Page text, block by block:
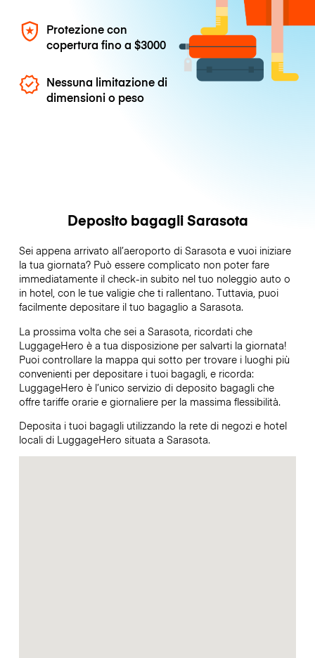
Protezione con
copertura fino a$3000
Nessuna limitazione di
dimensioni o peso
Deposito bagagli Sarasota
Sei appena arrivato all’aeroporto di Sarasota e vuoi iniziare
la tua giornata? Può essere complicato non poter fare
immediatamente il check-in subito nel tuo noleggio auto o
in hotel, con le tue valigie che ti rallentano. Tuttavia, puoi
facilmente depositare il tuo bagaglio a Sarasota.
La prossima volta che sei a Sarasota, ricordati che
LuggageHero è a tua disposizione per salvarti la giornata!
Puoi controllare la mappa qui sotto per trovare i luoghi più
convenienti per depositare i tuoi bagagli, e ricorda:
LuggageHero è l’unico servizio di deposito bagagli che
offre tariffe orarie e giornaliere per la massima flessibilità.
Deposita i tuoi bagagli utilizzando la rete di negozi e hotel
locali di LuggageHero situata a Sarasota.